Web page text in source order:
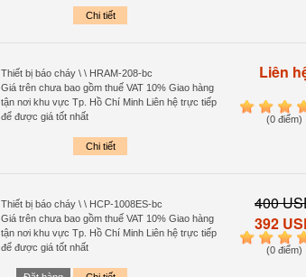
Chi tiết
Thiết bị báo cháy \ \ HRAM-208-bc
Giá trên chưa bao gồm thuế VAT 10% Giao hàng
tận nơi khu vực Tp. Hồ Chí Minh Liên hệ trực tiếp
để được giá tốt nhất
Chi tiết
Liên
1 2 3 4
(0 điểm)
Thiết bị báo cháy \ \ HCP-1008ES-bc
Giá trên chưa bao gồm thuế VAT 10% Giao hàng
tận nơi khu vực Tp. Hồ Chí Minh Liên hệ trực tiếp
để được giá tốt nhất
400
392
1 2 3 4
(0 điểm)